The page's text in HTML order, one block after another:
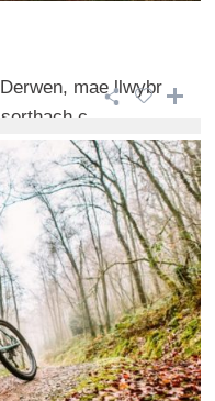
mae llwybr
c ...